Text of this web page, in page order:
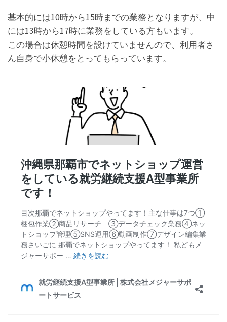
基本的には10時から15時までの業務となりますが、中
には13時から17時に業務をしている方もいます。
この場合は休憩時間を設けていませんので、利用者さ
ん自身で小休憩をとってもらっています。